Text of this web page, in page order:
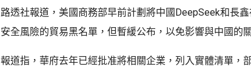
路透社報道，美國商務部早前計劃將中國DeepSeek和長
安全風險的貿易黑名單，但暫緩公布，以免影響與中國的
報道指，華府去年已經批准將相關企業，列入實體清單，